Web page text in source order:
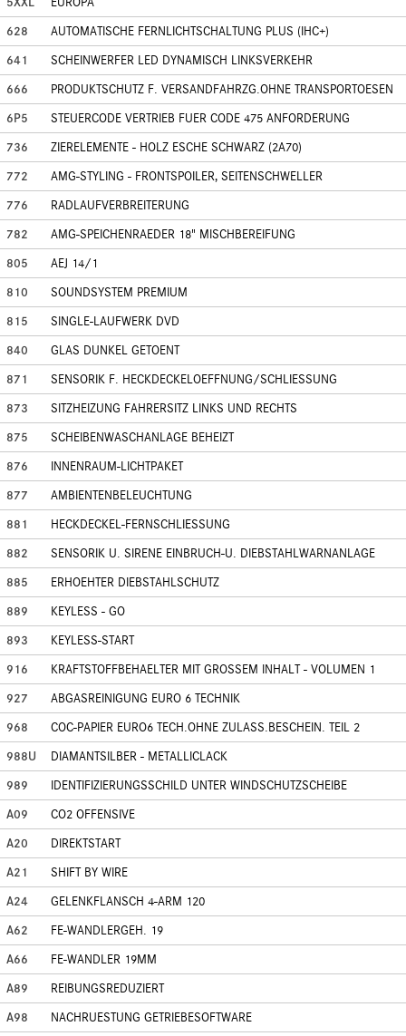
628
AUTOMATISCHE FERNLICHTSCHALTUNG PLUS (IHC+)
641
SCHEINWERFER LED DYNAMISCH LINKSVERKEHR
666
PRODUKTSCHUTZ F. VERSANDFAHRZG.OHNE TRANSPORTOESEN
6P5
STEUERCODE VERTRIEB FUER CODE 475 ANFORDERUNG
736
ZIERELEMENTE - HOLZ ESCHE SCHWARZ (2A70)
772
AMG-STYLING - FRONTSPOILER, SEITENSCHWELLER
776
RADLAUFVERBREITERUNG
782
AMG-SPEICHENRAEDER 18" MISCHBEREIFUNG
805
AEJ 14/1
810
SOUNDSYSTEM PREMIUM
815
SINGLE-LAUFWERK DVD
840
GLAS DUNKEL GETOENT
871
SENSORIK F. HECKDECKELOEFFNUNG/SCHLIESSUNG
873
SITZHEIZUNG FAHRERSITZ LINKS UND RECHTS
875
SCHEIBENWASCHANLAGE BEHEIZT
876
INNENRAUM-LICHTPAKET
877
AMBIENTENBELEUCHTUNG
881
HECKDECKEL-FERNSCHLIESSUNG
882
SENSORIK U. SIRENE EINBRUCH-U. DIEBSTAHLWARNANLAGE
885
ERHOEHTER DIEBSTAHLSCHUTZ
889
KEYLESS - GO
893
KEYLESS-START
916
KRAFTSTOFFBEHAELTER MIT GROSSEM INHALT - VOLUMEN 1
927
ABGASREINIGUNG EURO 6 TECHNIK
968
COC-PAPIER EURO6 TECH.OHNE ZULASS.BESCHEIN. TEIL 2
988U
DIAMANTSILBER - METALLICLACK
989
IDENTIFIZIERUNGSSCHILD UNTER WINDSCHUTZSCHEIBE
A09
CO2 OFFENSIVE
A20
DIREKTSTART
A21
SHIFT BY WIRE
A24
GELENKFLANSCH 4-ARM 120
A62
FE-WANDLERGEH. 19
A66
FE-WANDLER 19MM
A89
REIBUNGSREDUZIERT
A98
NACHRUESTUNG GETRIEBESOFTWARE